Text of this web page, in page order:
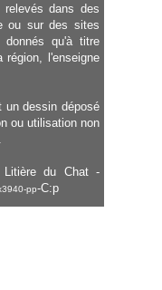
dans des
ou sur des sites
qu'à titre
région, l'enseigne
un dessin déposé
ou utilisation non
du Chat -
-C:p